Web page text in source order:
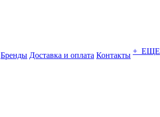
Бренды Доставка и оплата Контакты + ЕЩЕ